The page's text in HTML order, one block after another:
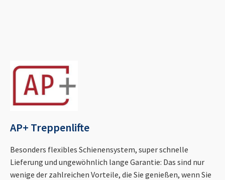
AP+ Treppenlifte
Besonders flexibles Schienensystem, super schnelle
Lieferung und ungewöhnlich lange Garantie: Das sind nur
wenige der zahlreichen Vorteile, die Sie genießen, wenn Sie